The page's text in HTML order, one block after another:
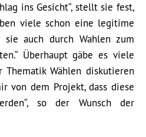
ins Gesicht“, stellt sie fest,
viele schon eine legitime
auch durch Wahlen zum
Überhaupt gäbe es viele
Wählen diskutieren
von dem Projekt, dass diese
so der Wunsch der